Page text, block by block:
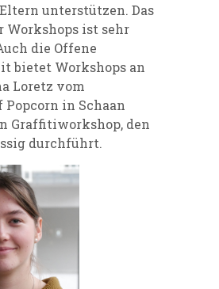
unterstützen. Das
Workshops ist sehr
die Offene
bietet Workshops an
Loretz vom
in Schaan
Graffitiworkshop, den
durchführt.